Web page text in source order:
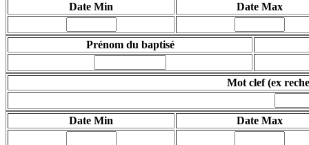
Date Min Date Max
Prénom du baptisé
Mot clef(ex
Date Min Date Max